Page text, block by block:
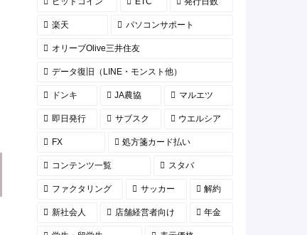
楽天 パソコンサポート
オリーブOlive三井住友
データ復旧（LINE・モンスト他）
ドンキ JA農協 マルエツ
即日発行 サブスク ウエルシア
FX 処方箋カード払い
コンテンツ一覧 スタバ
ファクタリング サッカー 解約
新社会人 店舗経営者向け 年金